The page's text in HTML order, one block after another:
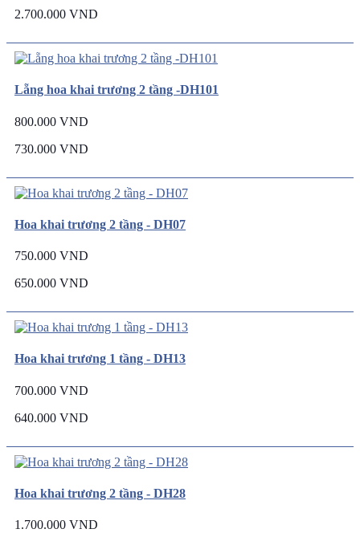
2.700.000 VND
Lẵng hoa khai trương 2 tầng -DH101
800.000 VND
730.000 VND
Hoa khai trương 2 tầng - DH07
750.000 VND
650.000 VND
Hoa khai trương 1 tầng - DH13
700.000 VND
640.000 VND
Hoa khai trương 2 tầng - DH28
1.700.000 VND